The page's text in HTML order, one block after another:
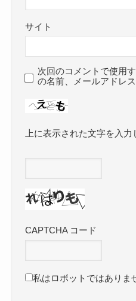
サイト
次回のコメントで使用
の名前、メールアドレ
上に表示された文字を入力
CAPTCHA コード
私はロボットではありま